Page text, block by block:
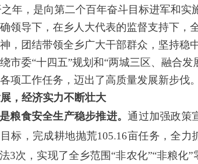
年，是向第二个百年奋斗目标进军和实
领导下，在乡人大代表的监督支持下，
，团结带领全乡广大干部群众，坚持稳
市委“十四五”规划和“两城三区、融合
项工作任务，迈出了高质量发展新步伐。
，经济实力不断壮大
粮食安全生产稳步推进。通过加强政策
标，完成耕地抛荒105.16亩任务，全力
3次， 实现了全乡范围“非农化”“非粮化